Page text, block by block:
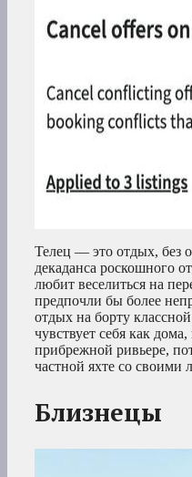
Телец — это отдых, без
декаданса роскошного
любит веселиться на
предпочли бы более
отдых на борту
чувствует себя как
прибрежной ривьере,
частной яхте со
Близнецы